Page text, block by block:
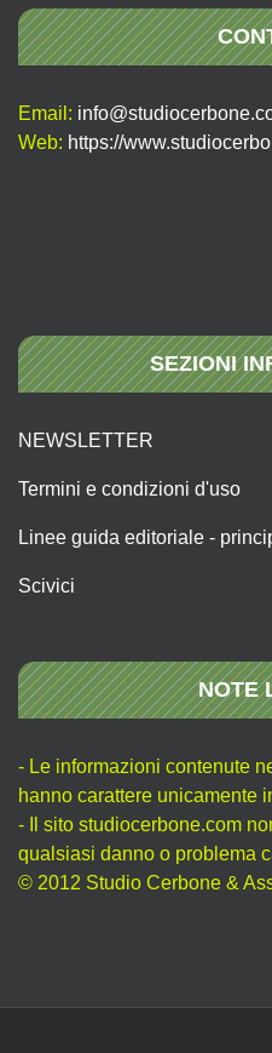
Email:
Web: https://
SEZIONI
NEWSLETTER
Termini e condizioni d'uso
Linee guida editoriale -
Scivici
NOTE
- Le informazioni contenute
hanno carattere unicamente
- Il sito studiocerbone.com
qualsiasi danno o problema
© 2012 Studio Cerbone &